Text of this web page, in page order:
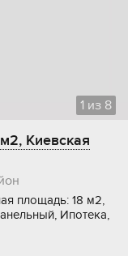
1 из 8
Киевская
площадь: 18 м2,
Ипотека,